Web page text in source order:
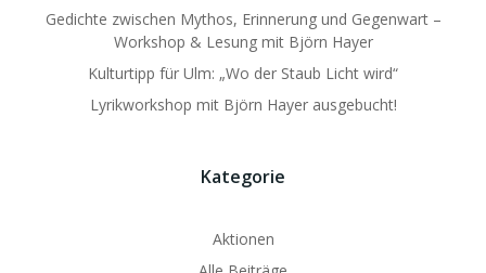
Gedichte zwischen Mythos, Erinnerung und Gegenwart –
Workshop & Lesung mit Björn Hayer
Kulturtipp für Ulm: „Wo der Staub Licht wird“
Lyrikworkshop mit Björn Hayer ausgebucht!
Kategorie
Aktionen